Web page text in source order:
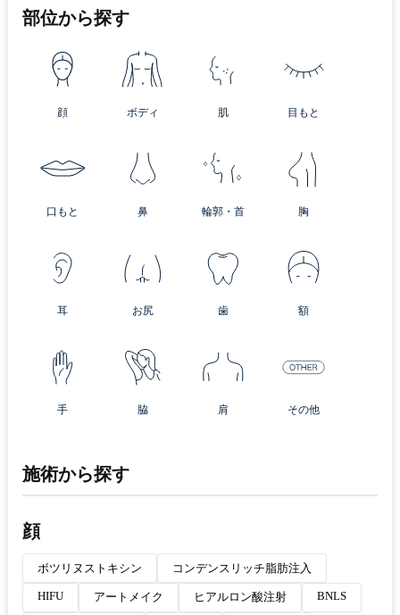
部位から探す
顔 ボディ 肌 目もと
口もと 鼻 輪郭・首 胸
耳 お尻 歯 額
手 脇 肩 その他
施術から探す
顔
ボツリヌストキシン コンデンスリッチ脂肪注入
HIFU アートメイク ヒアルロン酸注射 BNLS